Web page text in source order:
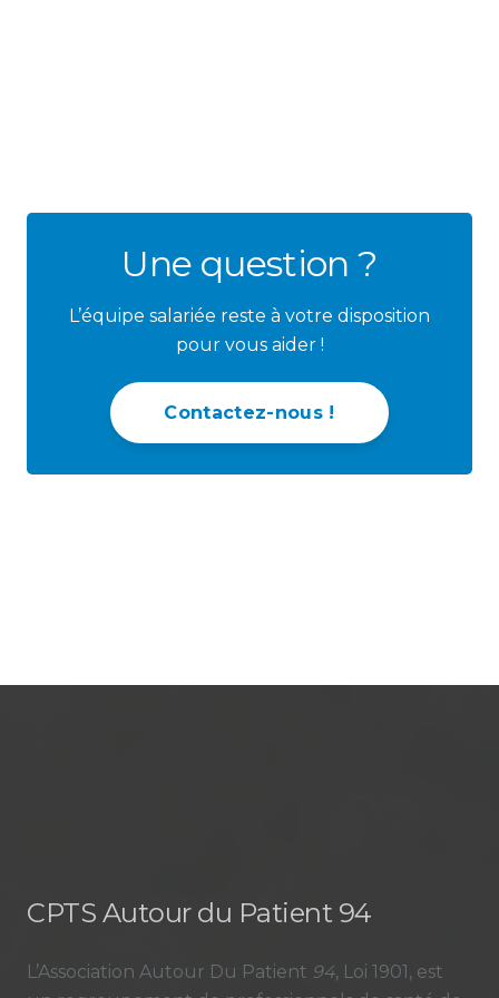
Une question ?
L’équipe salariée reste à votre disposition
pour vous aider !
Contactez-nous !
CPTS Autour du Patient 94
L’Association Autour Du Patient 94, Loi 1901, est